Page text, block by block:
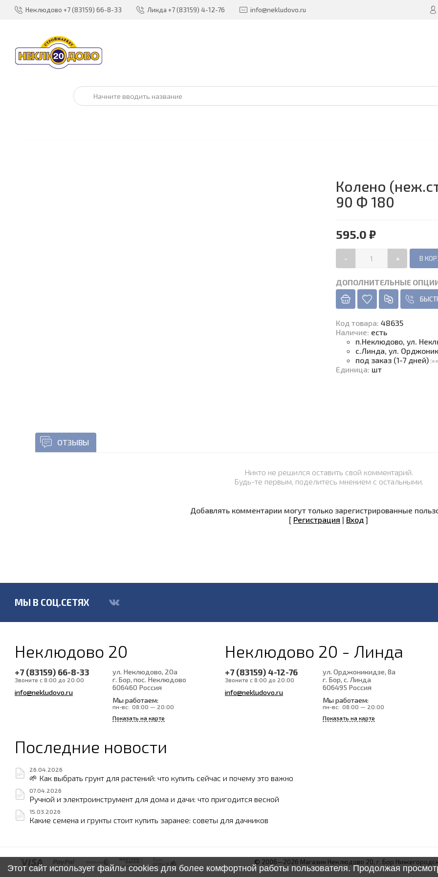
Неклюдово +7 (83159) 66-8-33 Линда +7 (83159) 4-12-76 info@nekludovo.ru
Колено
90 Ф 180
595.0 ₽
- +
ДОПОЛНИТЕЛЬНЫЕ
Код товара: 48635
Наличие: есть
п.Неклюдово, ул.
с.Линда, ул.
под заказ (1-7 дней)
Единица: шт
ОТЗЫВЫ
Никто не решился оставить свой комментарий.
Будь-те первым, поделитесь мнением с остальными.
Добавлять комментарии могут только зарегистрированные
[ Регистрация | Вход ]
МЫ В СОЦ.СЕТЯХ
Неклюдово 20
+7 (83159) 66-8-33
Звоните с 8:00 до 20:00
info@nekludovo.ru
ул. Неклюдово, 20а
г. Бор, пос. Неклюдово
606460 Россия
Мы работаем:
пн-вс: 08:00 — 20:00
Показать на карте
Неклюдово 20 - Линда
+7 (83159) 4-12-76
Звоните с 8:00 до 20:00
info@nekludovo.ru
ул. Орджоникидзе, 8а
г. Бор, с. Линда
606495 Россия
Мы работаем:
пн-вс: 08:00 — 20:00
Показать на карте
Последние новости
26.04.2026
🌱 Как выбрать грунт для растений: что купить сейчас и почему это важно
07.04.2026
Ручной и электроинструмент для дома и дачи: что пригодится весной
15.03.2026
Какие семена и грунты стоит купить заранее: советы для дачников
© 2006—2026 Магазин Неклюдово 20, г. Бор
Этот сайт использует файлы cookies для более комфортной работы пользователя. Продолжая